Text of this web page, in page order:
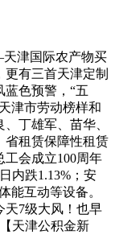
津国际农产物买
有三首天津定制
蓝色预警，“五
津市劳动榜样和
丁雄军、苗华、
省租赁保障性租赁
会成立100周年
内跌1.13%；安
能互动等设备。
天7级大风！也早
天津公积金新